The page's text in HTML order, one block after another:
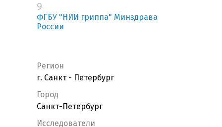
9
ФГБУ "НИИ гриппа" Минздрава
России
Регион
г. Санкт - Петербург
Город
Санкт-Петербург
Исследователи